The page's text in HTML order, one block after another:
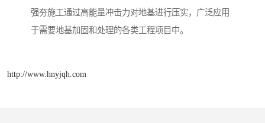
强夯施工通过高能量冲击力对地基进行压实，广泛应用
于需要地基加固和处理的各类工程项目中。
http://www.hnyjqh.com